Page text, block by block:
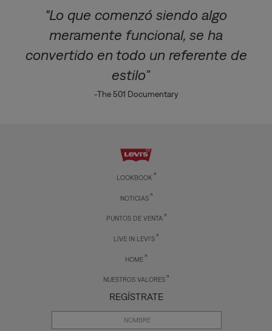
"Lo que comenzó siendo algo
meramente funcional, se ha
convertido en todo un referente de
estilo”
-The 501 Documentary
LOOKBOOK
NOTICIAS
PUNTOS DE VENTA
LIVE IN LEVI'S
HOME
NUESTROS VALORES
REGÍSTRATE